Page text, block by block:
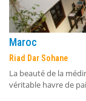
Maroc
Riad Dar Sohane
La beauté de la
véritable havre de